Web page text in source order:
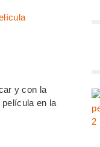
y con la
en la